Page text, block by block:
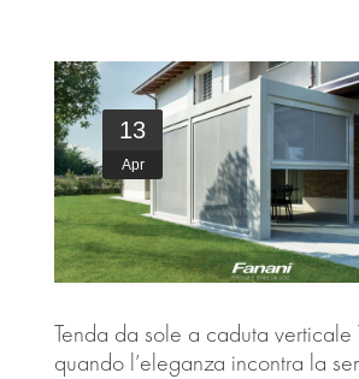
13
Apr
Tenda da sole a caduta verticale
quando l’eleganza incontra la